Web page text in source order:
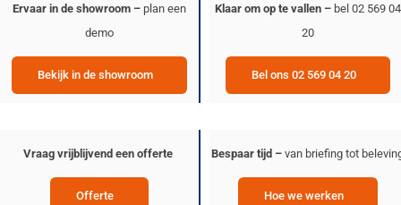
Ervaar in de showroom – plan een
demo
Bekijk in de showroom
Klaar om op te vallen – bel 02 569 04
20
Bel ons 02 569 04 20
Vraag vrijblijvend een offerte
Offerte
Bespaar tijd –van briefing tot
Hoe we werken